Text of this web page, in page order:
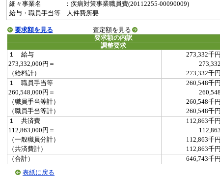
細々事業名
：疾病対策事業職員費(20112255-00090009)
給与・職員手当等 人件費所要
要求額を見る
査定額を見る
要求額の内訳
調整要求
１ 給与
273,332千
273,332,000円＝
（給料計）
273,332千
１ 職員手当等
260,548千
260,548,000円＝
（職員手当等計）
260,548千
（職員手当等計）
260,548千
１ 共済費
112,863千
112,863,000円＝
（一般職員分計）
112,863千
（共済費計）
112,863千
（合計）
646,743千
表紙に戻る